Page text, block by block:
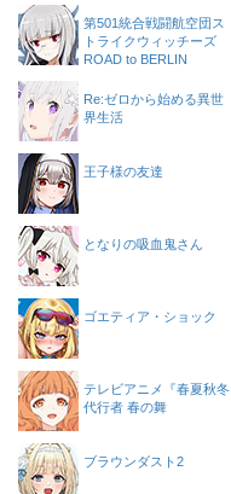
第501統合戦闘航空団ス
トライクウィッチーズ
ROAD to BERLIN
Re:ゼロから始める異世
界生活
王子様の友達
となりの吸血鬼さん
ゴエティア・ショック
テレビアニメ『春夏秋冬
代行者 春の舞
ブラウンダスト2